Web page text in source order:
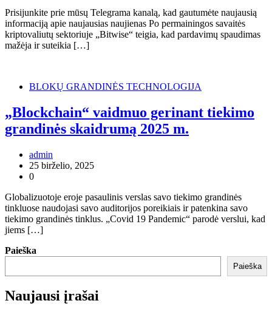
Prisijunkite prie mūsų Telegrama kanalą, kad gautumėte naujausią
informaciją apie naujausias naujienas Po permainingos savaitės
kriptovaliutų sektoriuje „Bitwise“ teigia, kad pardavimų spaudimas
mažėja ir suteikia […]
BLOKŲ GRANDINĖS TECHNOLOGIJA
„Blockchain“ vaidmuo gerinant tiekimo
grandinės skaidrumą 2025 m.
admin
25 birželio, 2025
0
Globalizuotoje eroje pasaulinis verslas savo tiekimo grandinės
tinkluose naudojasi savo auditorijos poreikiais ir patenkina savo
tiekimo grandinės tinklus. „Covid 19 Pandemic“ parodė verslui, kad
jiems […]
Paieška
Paieška
Naujausi įrašai